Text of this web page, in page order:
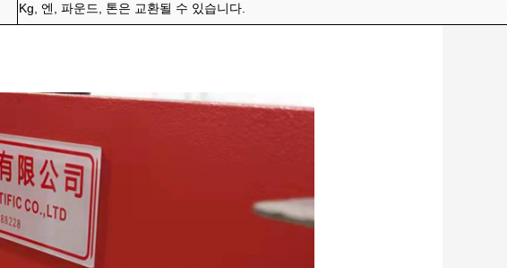
Kg, 엔, 파운드, 톤은 교환될 수 있습니다.